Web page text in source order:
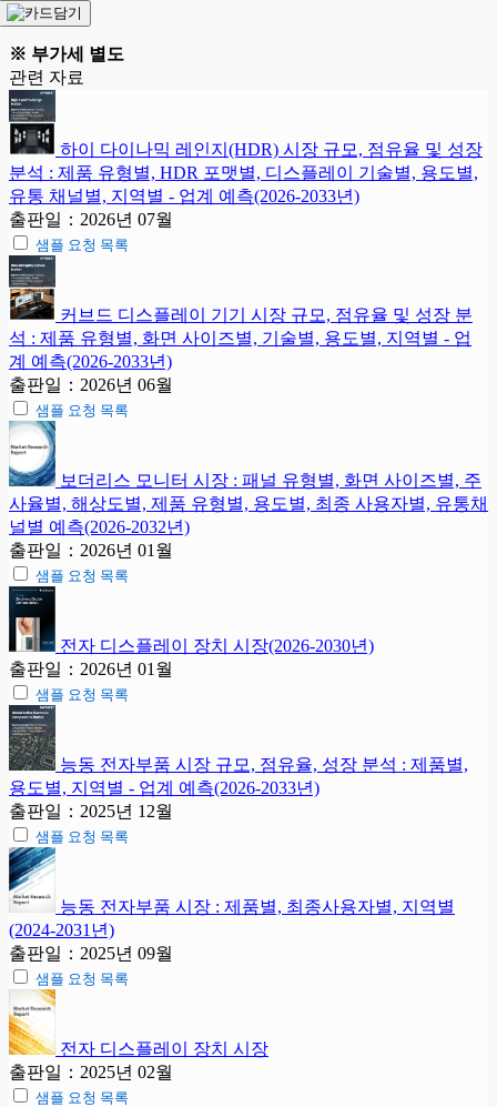
※ 부가세 별도
관련 자료
하이 다이나믹 레인지(HDR) 시장 규모, 점유율 및 성장
분석 : 제품 유형별, HDR 포맷별, 디스플레이 기술별, 용도별,
유통 채널별, 지역별 - 업계 예측(2026-2033년)
출판일：2026년 07월
샘플 요청 목록
커브드 디스플레이 기기 시장 규모, 점유율 및 성장 분
석 : 제품 유형별, 화면 사이즈별, 기술별, 용도별, 지역별 - 업
계 예측(2026-2033년)
출판일：2026년 06월
샘플 요청 목록
보더리스 모니터 시장 : 패널 유형별, 화면 사이즈별, 주
사율별, 해상도별, 제품 유형별, 용도별, 최종 사용자별, 유통채
널별 예측(2026-2032년)
출판일：2026년 01월
샘플 요청 목록
전자 디스플레이 장치 시장(2026-2030년)
출판일：2026년 01월
샘플 요청 목록
능동 전자부품 시장 규모, 점유율, 성장 분석 : 제품별,
용도별, 지역별 - 업계 예측(2026-2033년)
출판일：2025년 12월
샘플 요청 목록
능동 전자부품 시장 : 제품별, 최종사용자별, 지역별
(2024-2031년)
출판일：2025년 09월
샘플 요청 목록
전자 디스플레이 장치 시장
출판일：2025년 02월
샘플 요청 목록